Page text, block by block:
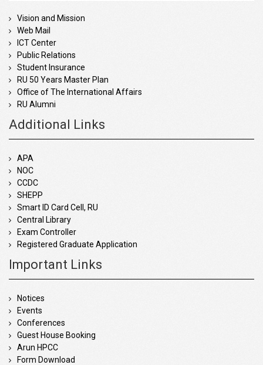
Vision and Mission
Web Mail
ICT Center
Public Relations
Student Insurance
RU 50 Years Master Plan
Office of The International Affairs
RU Alumni
Additional Links
APA
NOC
CCDC
SHEPP
Smart ID Card Cell, RU
Central Library
Exam Controller
Registered Graduate Application
Important Links
Notices
Events
Conferences
Guest House Booking
Arun HPCC
Form Download